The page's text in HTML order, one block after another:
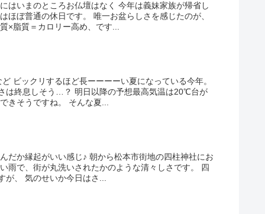
はいまのところお仏壇はなく 今年は義妹家族が帰省し
ぼ普通の休日です。 唯一お盆らしさを感じたのが、
×脂質＝カロリー高め、です...
ビックリするほど長ーーーーい夏になっている今年。
は終息しそう…？ 明日以降の予想最高気温は20℃台が
きそうですね。 そんな夏...
だか縁起がいい感じ♪ 朝から松本市街地の四柱神社にお
雨で、街が丸洗いされたかのような清々しさです。 四
、 気のせいか今日はさ...